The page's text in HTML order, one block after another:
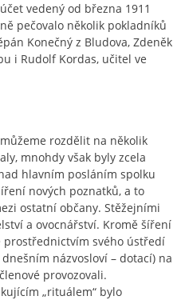
vedený od března 1911
pečovalo několik pokladníků
Konečný z Bludova, Zdeněk
i Rudolf Kordas, učitel ve
rozdělit na několik
mnohdy však byly zcela
hlavním posláním spolku
nových poznatků, a to
ostatní občany. Stěžejními
a ovocnářství. Kromě šíření
prostřednictvím svého ústředí
názvosloví – dotací) na
provozovali.
„rituálem“ bylo